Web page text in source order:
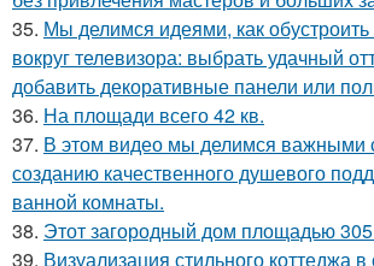
35. Мы делимся идеями, как обустроить
вокруг телевизора: выбрать удачный
добавить декоративные панели или
36. На площади всего 42 кв.
37. В этом видео мы делимся важными
созданию качественного душевого
ванной комнаты.
38. Этот загородный дом площадью 305
39. Визуализация стильного коттеджа